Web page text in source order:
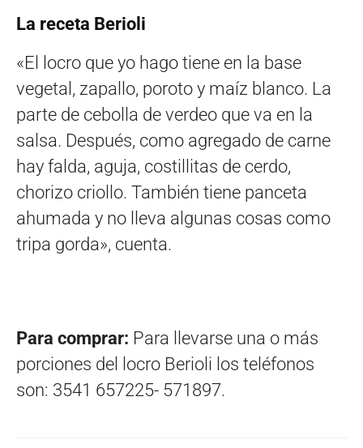
La receta Berioli
«El locro que yo hago tiene en la base
vegetal, zapallo, poroto y maíz blanco. La
parte de cebolla de verdeo que va en la
salsa. Después, como agregado de carne
hay falda, aguja, costillitas de cerdo,
chorizo criollo. También tiene panceta
ahumada y no lleva algunas cosas como
tripa gorda», cuenta.
Para comprar: Para llevarse una o más
porciones del locro Berioli los teléfonos
son: 3541 657225- 571897.